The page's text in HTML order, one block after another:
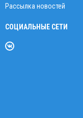
Рассылка новостей
СОЦИАЛЬНЫЕ СЕТИ